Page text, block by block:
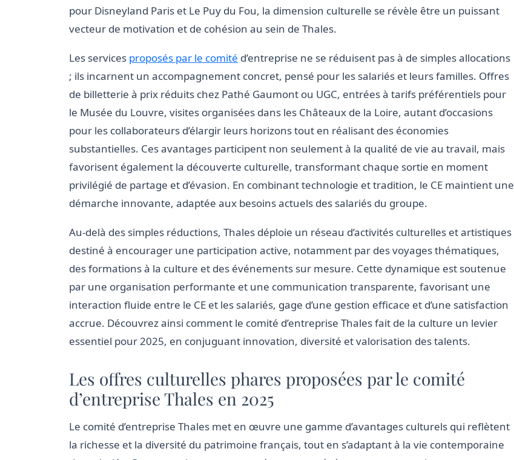
pour Disneyland Paris et Le Puy du Fou, la dimension culturelle se révèle être un puissant
vecteur de motivation et de cohésion au sein de Thales.
Les services proposés par le comité d’entreprise ne se réduisent pas à de simples allocations
; ils incarnent un accompagnement concret, pensé pour les salariés et leurs familles. Offres
de billetterie à prix réduits chez Pathé Gaumont ou UGC, entrées à tarifs préférentiels pour
le Musée du Louvre, visites organisées dans les Châteaux de la Loire, autant d’occasions
pour les collaborateurs d’élargir leurs horizons tout en réalisant des économies
substantielles. Ces avantages participent non seulement à la qualité de vie au travail, mais
favorisent également la découverte culturelle, transformant chaque sortie en moment
privilégié de partage et d’évasion. En combinant technologie et tradition, le CE maintient une
démarche innovante, adaptée aux besoins actuels des salariés du groupe.
Au-delà des simples réductions, Thales déploie un réseau d’activités culturelles et artistiques
destiné à encourager une participation active, notamment par des voyages thématiques,
des formations à la culture et des événements sur mesure. Cette dynamique est soutenue
par une organisation performante et une communication transparente, favorisant une
interaction fluide entre le CE et les salariés, gage d’une gestion efficace et d’une satisfaction
accrue. Découvrez ainsi comment le comité d’entreprise Thales fait de la culture un levier
essentiel pour 2025, en conjuguant innovation, diversité et valorisation des talents.
Les offres culturelles phares proposées par le comité
d’entreprise Thales en 2025
Le comité d’entreprise Thales met en œuvre une gamme d’avantages culturels qui reflètent
la richesse et la diversité du patrimoine français, tout en s’adaptant à la vie contemporaine